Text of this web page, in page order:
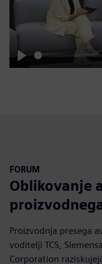
Play
FORUM
Oblikovanje
Proizvodnja presega
voditelji TCS,
Corporation